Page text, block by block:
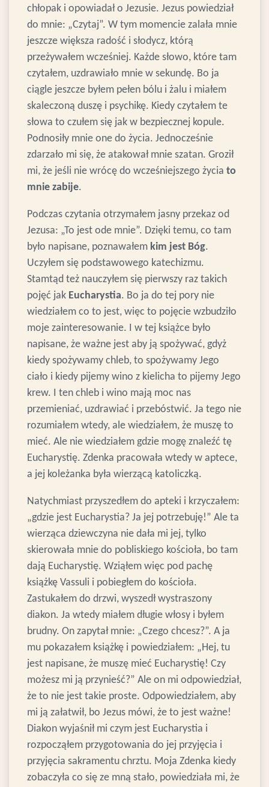
chłopak i opowiadał o Jezusie. Jezus powiedział
do mnie: „Czytaj”. W tym momencie zalała mnie
jeszcze większa radość i słodycz, którą
przeżywałem wcześniej. Każde słowo, które tam
czytałem, uzdrawiało mnie w sekundę. Bo ja
ciągle jeszcze byłem pełen bólu i żalu i miałem
skaleczoną duszę i psychikę. Kiedy czytałem te
słowa to czułem się jak w bezpiecznej kopule.
Podnosiły mnie one do życia. Jednocześnie
zdarzało mi się, że atakował mnie szatan. Groził
mi, że jeśli nie wrócę do wcześniejszego życia to
mnie zabije.
Podczas czytania otrzymałem jasny przekaz od
Jezusa: „To jest ode mnie”. Dzięki temu, co tam
było napisane, poznawałem kim jest Bóg.
Uczyłem się podstawowego katechizmu.
Stamtąd też nauczyłem się pierwszy raz takich
pojęć jak Eucharystia. Bo ja do tej pory nie
wiedziałem co to jest, więc to pojęcie wzbudziło
moje zainteresowanie. I w tej książce było
napisane, że ważne jest aby ją spożywać, gdyż
kiedy spożywamy chleb, to spożywamy Jego
ciało i kiedy pijemy wino z kielicha to pijemy Jego
krew. I ten chleb i wino mają moc nas
przemieniać, uzdrawiać i przebóstwić. Ja tego nie
rozumiałem wtedy, ale wiedziałem, że muszę to
mieć. Ale nie wiedziałem gdzie mogę znaleźć tę
Eucharystię. Zdenka pracowała wtedy w aptece,
a jej koleżanka była wierzącą katoliczką.
Natychmiast przyszedłem do apteki i krzyczałem:
„gdzie jest Eucharystia? Ja jej potrzebuję!” Ale ta
wierząca dziewczyna nie dała mi jej, tylko
skierowała mnie do pobliskiego kościoła, bo tam
dają Eucharystię. Wziąłem więc pod pachę
książkę Vassuli i pobiegłem do kościoła.
Zastukałem do drzwi, wyszedł wystraszony
diakon. Ja wtedy miałem długie włosy i byłem
brudny. On zapytał mnie: „Czego chcesz?”. A ja
mu pokazałem książkę i powiedziałem: „Hej, tu
jest napisane, że muszę mieć Eucharystię! Czy
możesz mi ją przynieść?” Ale on mi odpowiedział,
że to nie jest takie proste. Odpowiedziałem, aby
mi ją załatwił, bo Jezus mówi, że to jest ważne!
Diakon wyjaśnił mi czym jest Eucharystia i
rozpocząłem przygotowania do jej przyjęcia i
przyjęcia sakramentu chrztu. Moja Zdenka kiedy
zobaczyła co się ze mną stało, powiedziała mi, że